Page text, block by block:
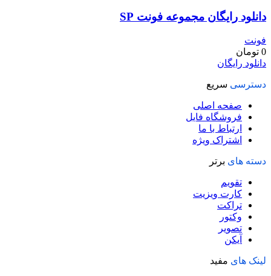
دانلود رایگان مجموعه فونت SP
فونت
0 تومان
دانلود رایگان
دسترسی سریع
صفحه اصلی
فروشگاه فایل
ارتباط با ما
اشتراک ویژه
دسته های برتر
تقویم
کارت ویزیت
تراکت
وکتور
تصویر
آیکن
لینک های مفید